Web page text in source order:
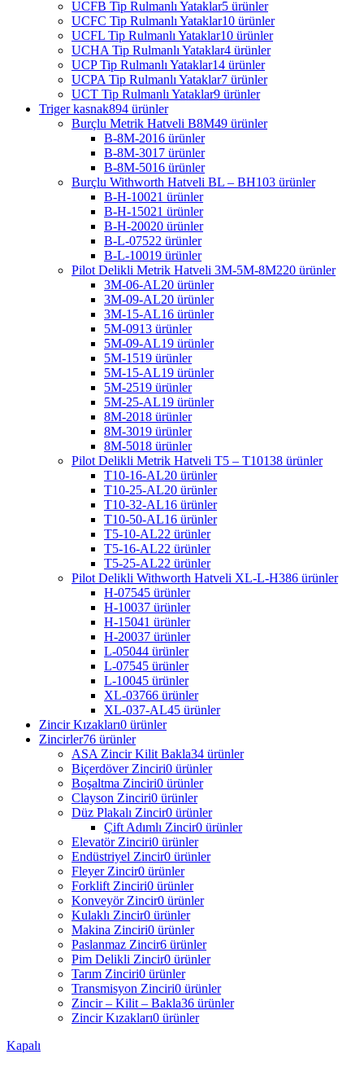
UCFB Tip Rulmanlı Yataklar5 ürünler
UCFC Tip Rulmanlı Yataklar10 ürünler
UCFL Tip Rulmanlı Yataklar10 ürünler
UCHA Tip Rulmanlı Yataklar4 ürünler
UCP Tip Rulmanlı Yataklar14 ürünler
UCPA Tip Rulmanlı Yataklar7 ürünler
UCT Tip Rulmanlı Yataklar9 ürünler
Triger kasnak894 ürünler
Burçlu Metrik Hatveli B8M49 ürünler
B-8M-2016 ürünler
B-8M-3017 ürünler
B-8M-5016 ürünler
Burçlu Withworth Hatveli BL – BH103 ürünler
B-H-10021 ürünler
B-H-15021 ürünler
B-H-20020 ürünler
B-L-07522 ürünler
B-L-10019 ürünler
Pilot Delikli Metrik Hatveli 3M-5M-8M220 ürünler
3M-06-AL20 ürünler
3M-09-AL20 ürünler
3M-15-AL16 ürünler
5M-0913 ürünler
5M-09-AL19 ürünler
5M-1519 ürünler
5M-15-AL19 ürünler
5M-2519 ürünler
5M-25-AL19 ürünler
8M-2018 ürünler
8M-3019 ürünler
8M-5018 ürünler
Pilot Delikli Metrik Hatveli T5 – T10138 ürünler
T10-16-AL20 ürünler
T10-25-AL20 ürünler
T10-32-AL16 ürünler
T10-50-AL16 ürünler
T5-10-AL22 ürünler
T5-16-AL22 ürünler
T5-25-AL22 ürünler
Pilot Delikli Withworth Hatveli XL-L-H386 ürünler
H-07545 ürünler
H-10037 ürünler
H-15041 ürünler
H-20037 ürünler
L-05044 ürünler
L-07545 ürünler
L-10045 ürünler
XL-03766 ürünler
XL-037-AL45 ürünler
Zincir Kızakları0 ürünler
Zincirler76 ürünler
ASA Zincir Kilit Bakla34 ürünler
Biçerdöver Zinciri0 ürünler
Boşaltma Zinciri0 ürünler
Clayson Zinciri0 ürünler
Düz Plakalı Zincir0 ürünler
Çift Adımlı Zincir0 ürünler
Elevatör Zinciri0 ürünler
Endüstriyel Zincir0 ürünler
Fleyer Zincir0 ürünler
Forklift Zinciri0 ürünler
Konveyör Zincir0 ürünler
Kulaklı Zincir0 ürünler
Makina Zinciri0 ürünler
Paslanmaz Zincir6 ürünler
Pim Delikli Zincir0 ürünler
Tarım Zinciri0 ürünler
Transmisyon Zinciri0 ürünler
Zincir – Kilit – Bakla36 ürünler
Zincir Kızakları0 ürünler
Kapalı